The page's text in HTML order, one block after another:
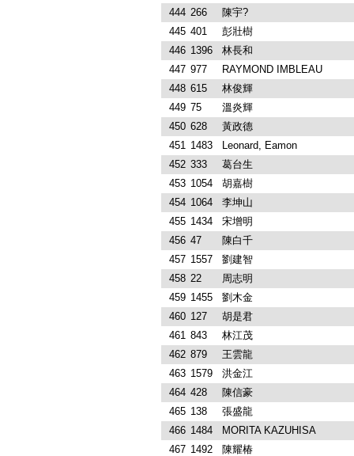
444 266
陳宇?
445 401
彭壯樹
446 1396
林長和
447 977
RAYMOND IMBLEAU
448 615
林俊輝
449 75
溫炎輝
450 628
黃政德
451 1483
Leonard, Eamon
452 333
葛台生
453 1054
胡嘉樹
454 1064
李坤山
455 1434
宋增明
456 47
陳白千
457 1557
劉建智
458 22
周志明
459 1455
劉木金
460 127
胡是君
461 843
林江茂
462 879
王雲龍
463 1579
洪金江
464 428
陳信豪
465 138
張盛龍
466 1484
MORITA KAZUHISA
467 1492
陳耀椿